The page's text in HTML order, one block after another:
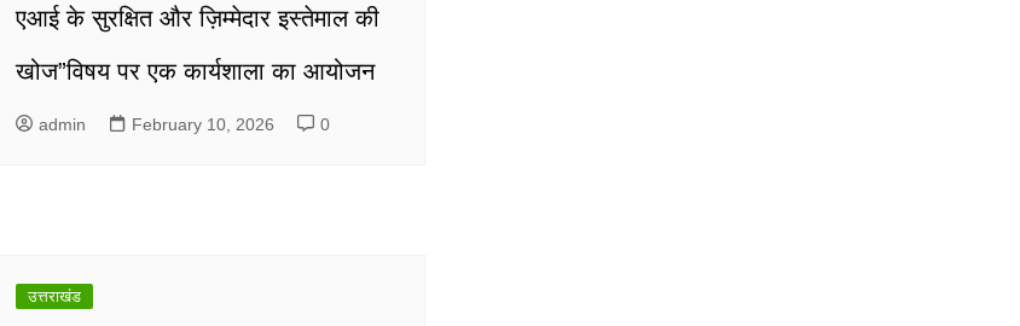
एआई के सुरक्षित और ज़िम्मेदार इस्तेमाल की
खोज”विषय पर एक कार्यशाला का आयोजन
admin February 10, 2026 0
उत्तराखंड